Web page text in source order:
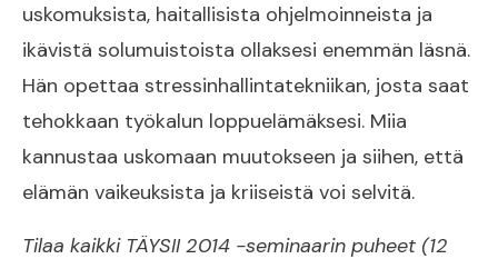
uskomuksista, haitallisista ohjelmoinneista ja
ikävistä solumuistoista ollaksesi enemmän läsnä.
Hän opettaa stressinhallintatekniikan, josta saat
tehokkaan työkalun loppuelämäksesi. Miia
kannustaa uskomaan muutokseen ja siihen, että
elämän vaikeuksista ja kriiseistä voi selvitä.
Tilaa kaikki TÄYSII 2014 -seminaarin puheet (12